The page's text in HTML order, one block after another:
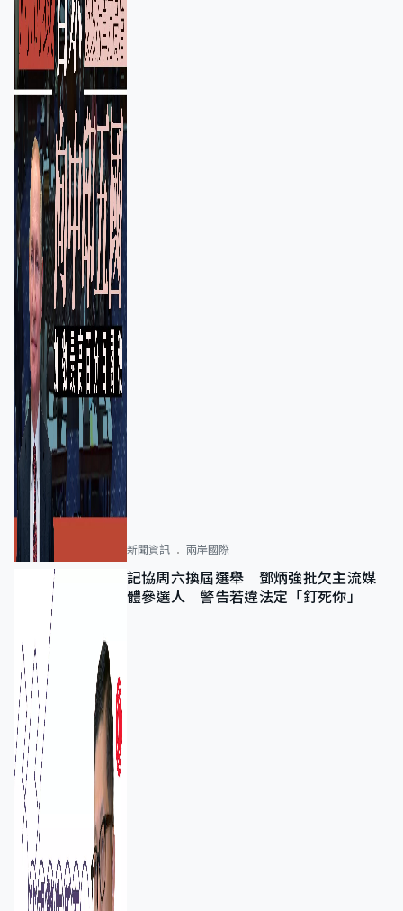
新聞資訊 兩岸國際
記協周六換屆選舉 鄧炳強批欠主流媒
體參選人 警告若違法定「釘死你」